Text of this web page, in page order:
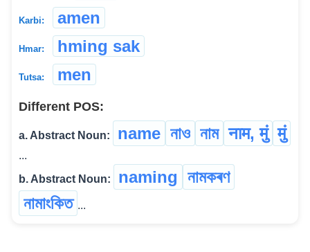
Karbi: amen
Hmar: hming sak
Tutsa: men
Different POS:
a. Abstract Noun: name নাও নাম नाम, मुं मुं
...
b. Abstract Noun:
naming নামকৰণ
নামাংকিত ...